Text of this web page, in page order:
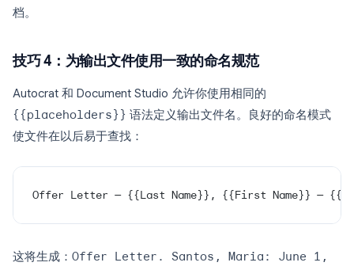
档。
技巧 4：为输出文件使用一致的命名规范
Autocrat 和 Document Studio 允许你使用相同的
{{placeholders}} 语法定义输出文件名。良好的命名模式
使文件在以后易于查找：
Offer Letter — {{Last Name}}, {{First Name}} —
这将生成： Offer Letter. Santos, Maria: June 1,